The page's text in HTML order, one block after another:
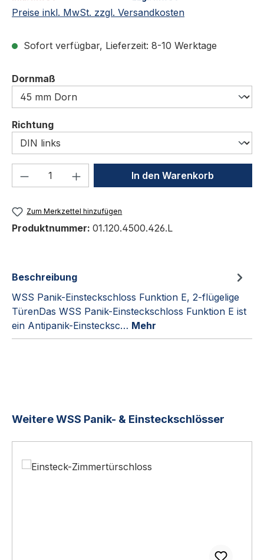
Preise inkl. MwSt. zzgl. Versandkosten
Sofort verfügbar, Lieferzeit: 8-10 Werktage
Dornmaß
Richtungauswählen
Produkt Anzahl: Gib denIn den Warenkorb
Zum Merkzettel hinzufügen
Produktnummer: 01.120.4500.426.L
Beschreibung
WSS Panik-Einsteckschloss Funktion E, 2-flügelige
TürenDas WSS Panik-Einsteckschloss Funktion E ist
ein Antipanik-Einstecksc… Mehr
Produktgalerie überspringen
Weitere WSS Panik- & Einsteckschlösser